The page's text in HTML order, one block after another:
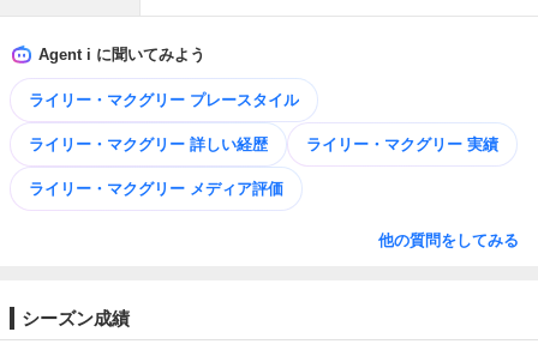
Agent i に聞いてみよう
ライリー・マクグリー プレースタイル
ライリー・マクグリー 詳しい経歴 ライリー・マクグリー 実績
ライリー・マクグリー メディア評価
他の質問をしてみる
シーズン成績